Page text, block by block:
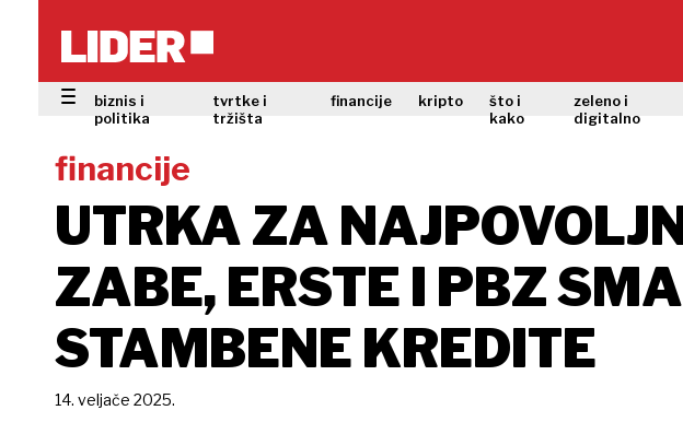
biznis i
politika
tvrtke i
tržišta
financije kripto
što i
kako
zeleno i
digitalno
financije
UTRKA ZA
ZABE, ERSTE I PBZ
STAMBENE KREDITE
14. veljače 2025.